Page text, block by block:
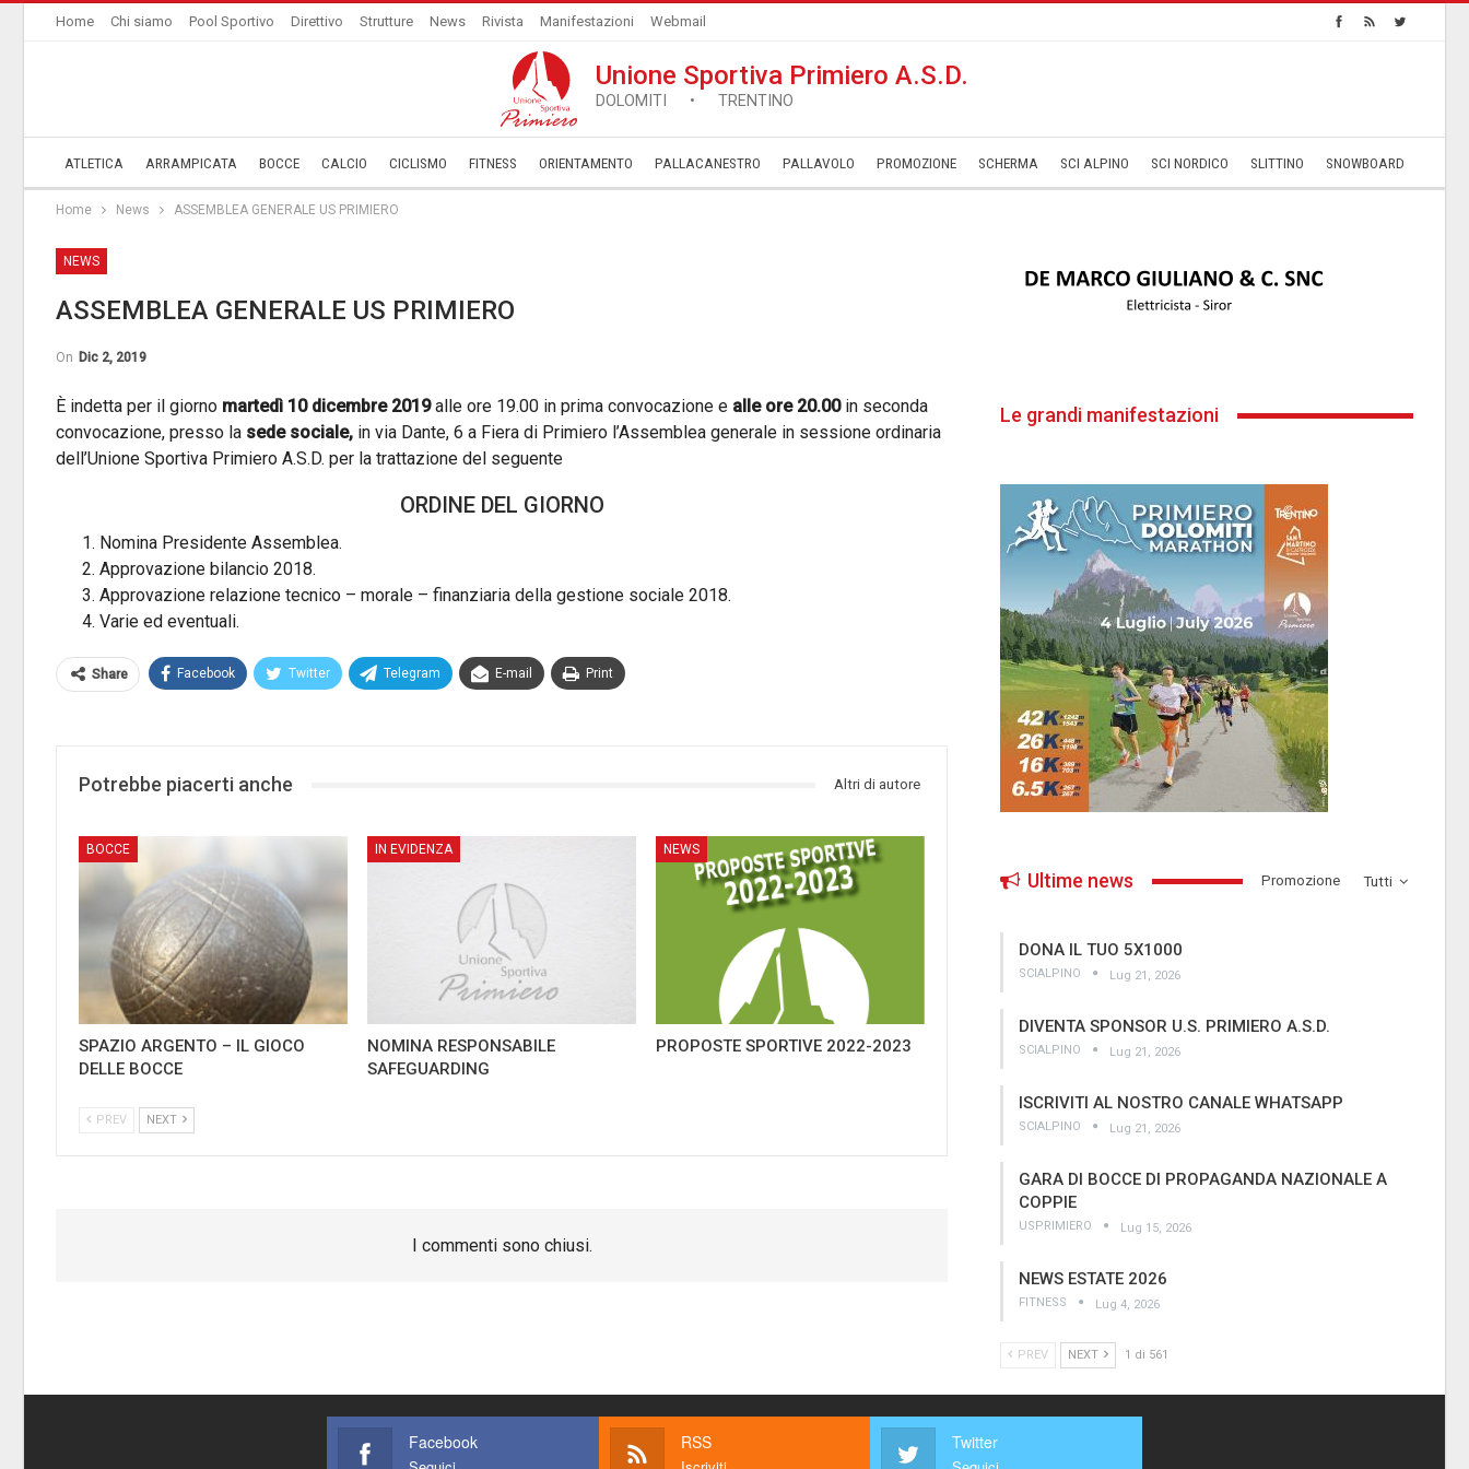
Home Chi siamo Pool Sportivo Direttivo Strutture News Rivista Manifestazioni Webmail
Unione Sportiva Primiero A.S.D.
DOLOMITI • TRENTINO
ATLETICA ARRAMPICATA BOCCE CALCIO CICLISMO FITNESS ORIENTAMENTO PALLACANESTRO PALLAVOLO ­PROMOZIONE SCHERMA SCI ALPINO SCI NORDICO SLITTINO SNOWBOARD
Home News ASSEMBLEA GENERALE US PRIMIERO
NEWS
ASSEMBLEA GENERALE US PRIMIERO
On Dic 2, 2019
È indetta per il giorno martedì 10 dicembre 2019alle ore 19.00 in prima convocazione e alle ore 20.00in seconda
convocazione, presso la sede sociale, in via Dante, 6 a Fiera di Primiero l’Assemblea generale in sessione ordinaria
dell’Unione Sportiva Primiero A.S.D. per la trattazione del seguente
ORDINE DEL GIORNO
Nomina Presidente Assemblea.
Approvazione bilancio 2018.
Approvazione relazione tecnico – morale – finanziaria della gestione sociale 2018.
Varie ed eventuali.
Share Facebook Twitter Telegram E-mail Print
Potrebbe piacerti anche Altri di autore
BOCCE
SPAZIO ARGENTO – IL GIOCO
DELLE BOCCE
IN EVIDENZA
NOMINA RESPONSABILE
SAFEGUARDING
NEWS
PROPOSTE SPORTIVE 2022-2023
PREV NEXT
I commenti sono chiusi.
Le grandi manifestazioni
Tutti
Ultime news ­Promozione
DONA IL TUO 5X1000
SCIALPINO Lug 21, 2026
DIVENTA SPONSOR U.S. PRIMIERO A.S.D.
SCIALPINO Lug 21, 2026
ISCRIVITI AL NOSTRO CANALE WHATSAPP
SCIALPINO Lug 21, 2026
GARA DI BOCCE DI PROPAGANDA NAZIONALE A
COPPIE
USPRIMIERO Lug 15, 2026
NEWS ESTATE 2026
FITNESS Lug 4, 2026
PREV NEXT 1 di 561
Facebook RSS Twitter